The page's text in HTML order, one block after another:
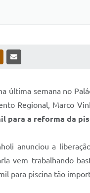
OUTRAS MÍDIAS
última semana no
Regional, Marco
para a reforma da
anunciou a
vem trabalhando
para piscina tão